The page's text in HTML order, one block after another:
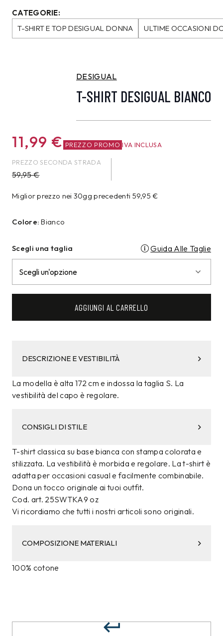
CATEGORIE:
T-SHIRT E TOP DESIGUAL DONNA
ULTIME OCCASIONI
DESIGUAL
T-SHIRT DESIGUAL BIANCO
11,99 € PREZZO PROMO IVA INCLUSA
PREZZO SECONDA STRADA
59,95€
Miglior prezzo nei 30gg precedenti 59,95€
Colore: Bianco
Scegli una taglia Guida Alle Taglie
AGGIUNGI AL CARRELLO
DESCRIZIONE E VESTIBILITÀ
La modella è alta 172 cm e indossa la taglia S. La
vestibilità del capo è regolare.
CONSIGLI DI STILE
T-shirt classica su base bianca con stampa colorata e
stilizzata. La vestibilità è morbida e regolare. La t-shirt è
adatta per occasioni casual e facilmente combinabile.
Dona un tocco originale ai tuoi outfit.
Cod. art. 25SWTKA9 oz
Vi ricordiamo che tutti i nostri articoli sono originali.
COMPOSIZIONE MATERIALI
100% cotone